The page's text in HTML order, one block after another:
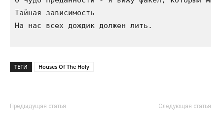
Тайная зависимость
На нас всех дождик должен лить.
ТЕГИ Houses Of The Holy
Предыдущая статья Следующая статья